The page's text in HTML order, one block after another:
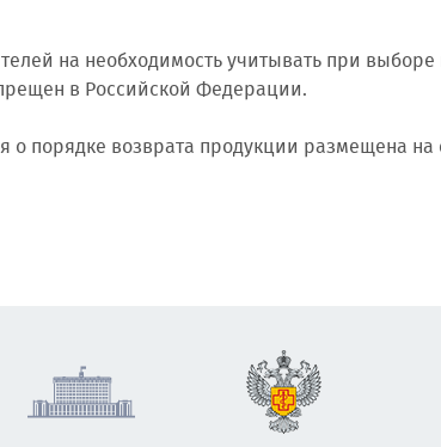
на необходимость учитывать при
в Российской Федерации.
порядке возврата продукции размещена на